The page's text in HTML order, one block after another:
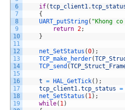
6
7
8
9
10
11
12
13
14
15
16
17
18
19
if(tcp_client1.
{
UART_putString( "Khong
return 2;
}
net_SetStatus (0) ;
TCP_make_herder(
TCP_send (
t = HAL_GetTick( ) ;
tcp_client1.tcp_status =
net_SetStatus ( 1) ;
while( 1)